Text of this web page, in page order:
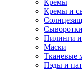
Кремы
Кремы и
Сыворотки
Пилинги
Маски
Тканевые
Пэды и